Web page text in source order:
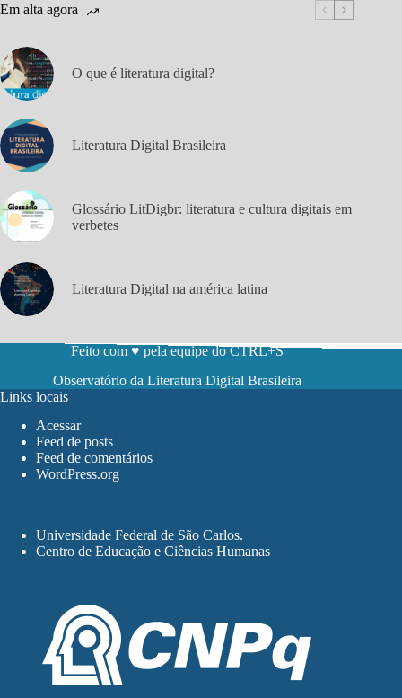
Em alta agora
O que é literatura digital?
Literatura Digital Brasileira
Glossário LitDigbr: literatura e cultura digitais em
verbetes
Literatura Digital na américa latina
Feito com ♥ pela equipe do CTRL+S
Observatório da Literatura Digital Brasileira
Links locais
Acessar
Feed de posts
Feed de comentários
WordPress.org
Universidade Federal de São Carlos.
Centro de Educação e Ciências Humanas